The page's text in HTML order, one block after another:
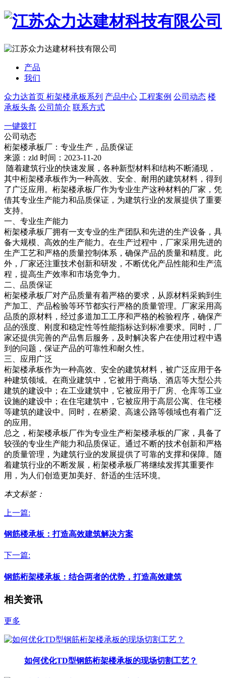
产品
我们
众力达首页 桁架楼承板系列 产品中心 工程案例 公司动态 楼
承板头条 公司简介 联系方式
一键拨打
公司动态
桁架楼承板厂：专业生产，品质保证
来源：zld 时间：2023-11-20
随着建筑行业的快速发展，各种新型材料和结构不断涌现，
其中桁架楼承板作为一种高效、安全、耐用的建筑材料，得到
了广泛应用。桁架楼承板厂作为专业生产这种材料的厂家，凭
借其专业生产能力和品质保证，为建筑行业的发展提供了重要
支持。
一、专业生产能力
桁架楼承板厂拥有一支专业的生产团队和先进的生产设备，具
备大规模、高效的生产能力。在生产过程中，厂家采用先进的
生产工艺和严格的质量控制体系，确保产品的质量和精度。此
外，厂家还注重技术创新和研发，不断优化产品性能和生产流
程，提高生产效率和市场竞争力。
二、品质保证
桁架楼承板厂对产品质量有着严格的要求，从原材料采购到生
产加工、产品检验等环节都实行严格的质量管理。厂家采用高
品质的原材料，经过多道加工工序和严格的检验程序，确保产
品的强度、刚度和稳定性等性能指标达到标准要求。同时，厂
家还提供完善的产品售后服务，及时解决客户在使用过程中遇
到的问题，保证产品的可靠性和耐久性。
三、应用广泛
桁架楼承板作为一种高效、安全的建筑材料，被广泛应用于各
种建筑领域。在商业建筑中，它被用于商场、酒店等大型公共
建筑的建设中；在工业建筑中，它被应用于厂房、仓库等工业
设施的建设中；在住宅建筑中，它被应用于高层公寓、住宅楼
等建筑的建设中。同时，在桥梁、高速公路等领域也有着广泛
的应用。
总之，桁架楼承板厂作为专业生产桁架楼承板的厂家，具备了
较强的专业生产能力和品质保证。通过不断的技术创新和严格
的质量管理，为建筑行业的发展提供了可靠的支撑和保障。随
着建筑行业的不断发展，桁架楼承板厂将继续发挥其重要作
用，为人们创造更加美好、舒适的生活环境。
本文标签：
上一篇:
钢筋楼承板：打造高效建筑解决方案
下一篇:
钢筋桁架楼承板：结合两者的优势，打造高效建筑
相关资讯
更多
如何优化TD型钢筋桁架楼承板的现场切割工艺？